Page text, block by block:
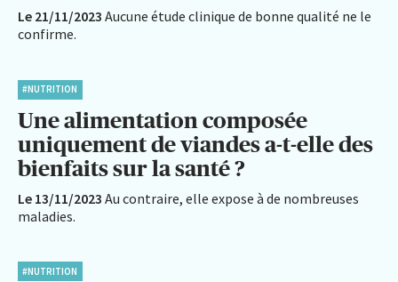
Le 21/11/2023 Aucune étude clinique de bonne qualité ne le
confirme.
#NUTRITION
Une alimentation composée
uniquement de viandes a-t-elle des
bienfaits sur la santé ?
Le 13/11/2023 Au contraire, elle expose à de nombreuses
maladies.
#NUTRITION